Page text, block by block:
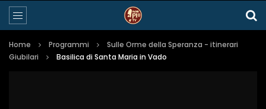
Home Programmi
Sulle Orme della Speranza - itinerari
Giubilari
Basilica di Santa Maria in Vado